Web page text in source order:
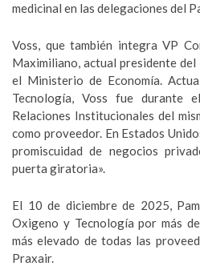
medicinal en las delegaciones del
Voss, que también integra VP
Maximiliano, actual presidente del
el Ministerio de Economía.
Tecnología, Voss fue durante
Relaciones Institucionales del
como proveedor. En Estados
promiscuidad de negocios
puerta giratoria».
El 10 de diciembre de 2025,
Oxigeno y Tecnología por más
más elevado de todas las
Praxair.